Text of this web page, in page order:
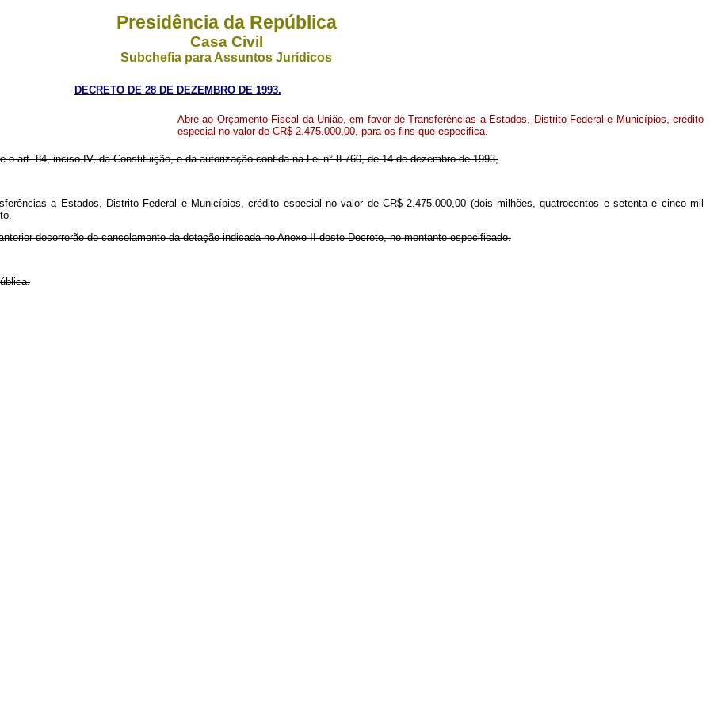
Presidência da República
Casa Civil
Subchefia para Assuntos Jurídicos
DECRETO DE 28 DE DEZEMBRO DE 1993.
Abre ao Orçamento Fiscal da União, em favor de Transferências a Estados, Distrito Federal e Municípios, crédito
especial no valor de CR$ 2.475.000,00, para os fins que especifica.
o art. 84, inciso IV, da Constituição, e da autorização contida na Lei n° 8.760, de 14 de dezembro de 1993,
a Estados, Distrito Federal e Municípios, crédito especial no valor de CR$ 2.475.000,00 (dois milhões, quatrocentos e setenta e cinco mil
decorrerão do cancelamento da dotação indicada no Anexo II deste Decreto, no montante especificado.